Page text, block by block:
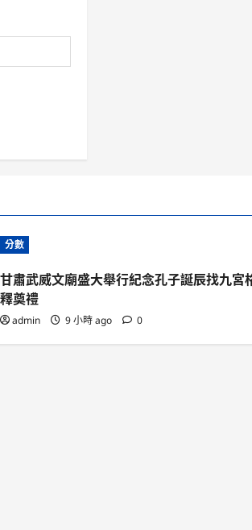
分數
甘肅武威文廟盛大舉行紀念孔子誕辰找九宮
釋奠禮
admin 9 小時 ago 0